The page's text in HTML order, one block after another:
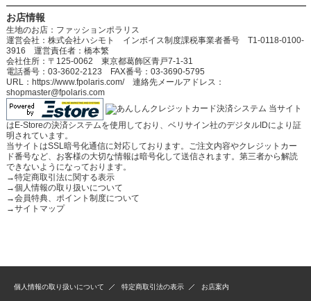
お店情報
生地のお店：ファッションポラリス
運営会社：株式会社ハシモト インボイス制度課税事業者番号 T1-0118-0100-
3916 運営責任者：橋本繁
会社住所：〒125-0062 東京都葛飾区青戸7-1-31
電話番号：03-3602-2123 FAX番号：03-3690-5795
URL：https://www.fpolaris.com/ 連絡先メールアドレス：
shopmaster@fpolaris.com
当サイト
はE-Storeの決済システムを使用しており、ベリサイン社のデジタルIDにより証
明されています。
当サイトはSSL暗号化通信に対応しております。ご注文内容やクレジットカー
ド番号など、お客様の大切な情報は暗号化して送信されます。第三者から解読
できないようになっております。
→特定商取引法に関する表示
→個人情報の取り扱いについて
→会員特典、ポイント制度について
→サイトマップ
個人情報の取り扱いについて 特定商取引法の表示 お店案内